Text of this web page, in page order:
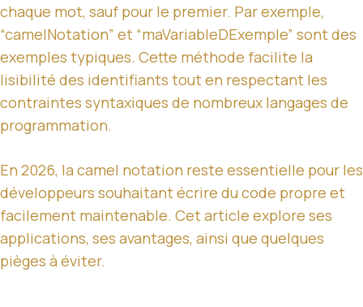
chaque mot, sauf pour le premier. Par exemple,
“camelNotation” et “maVariableDExemple” sont des
exemples typiques. Cette méthode facilite la
lisibilité des identifiants tout en respectant les
contraintes syntaxiques de nombreux langages de
programmation.
En 2026, la camel notation reste essentielle pour les
développeurs souhaitant écrire du code propre et
facilement maintenable. Cet article explore ses
applications, ses avantages, ainsi que quelques
pièges à éviter.